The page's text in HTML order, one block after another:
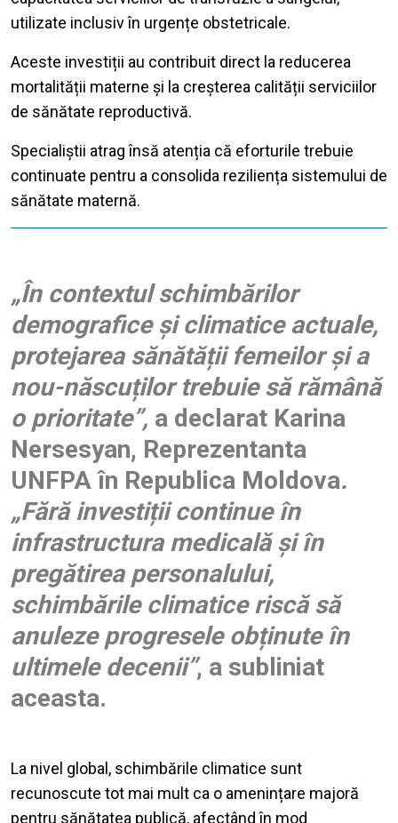
utilizate inclusiv în urgențe obstetricale.
Aceste investiții au contribuit direct la reducerea
mortalității materne și la creșterea calității serviciilor
de sănătate reproductivă.
Specialiștii atrag însă atenția că eforturile trebuie
continuate pentru a consolida reziliența sistemului de
sănătate maternă.
„În contextul schimbărilor
demografice și climatice actuale,
protejarea sănătății femeilor și a
nou-născuților trebuie să rămână
o prioritate”, a declarat Karina
Nersesyan, Reprezentanta
UNFPA în Republica Moldova.
„Fără investiții continue în
infrastructura medicală și în
pregătirea personalului,
schimbările climatice riscă să
anuleze progresele obținute în
ultimele decenii”, a subliniat
aceasta.
La nivel global, schimbările climatice sunt
recunoscute tot mai mult ca o amenințare majoră
pentru sănătatea publică, afectând în mod